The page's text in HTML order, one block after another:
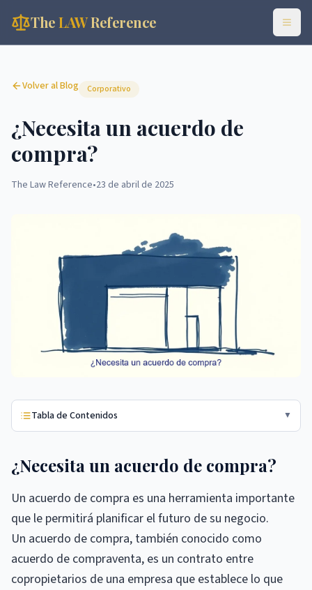
TheLAWReference
Volver al Blog Corporativo
¿Necesita un acuerdo de
compra?
The Law Reference•23 de abril de 2025
Tabla de Contenidos ▼
¿Necesita un acuerdo de compra?
Un acuerdo de compra es una herramienta importante
que le permitirá planificar el futuro de su negocio.
Un acuerdo de compra, también conocido como
acuerdo de compraventa, es un contrato entre
copropietarios de una empresa que establece lo que